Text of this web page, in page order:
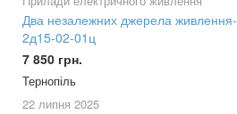
Два незалежних джерела живлення-
2д15-02-01ц
7 850 грн.
Тернопіль
22 липня 2025